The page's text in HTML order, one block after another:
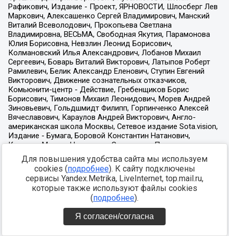
Для повышения удобства сайта мы используем
cookies (подробнее). К сайту подключены
сервисы Yandex.Metrika, LiveInternet, top.mail.ru,
которые также используют файлы cookies
(подробнее).
Я согласен/согласна